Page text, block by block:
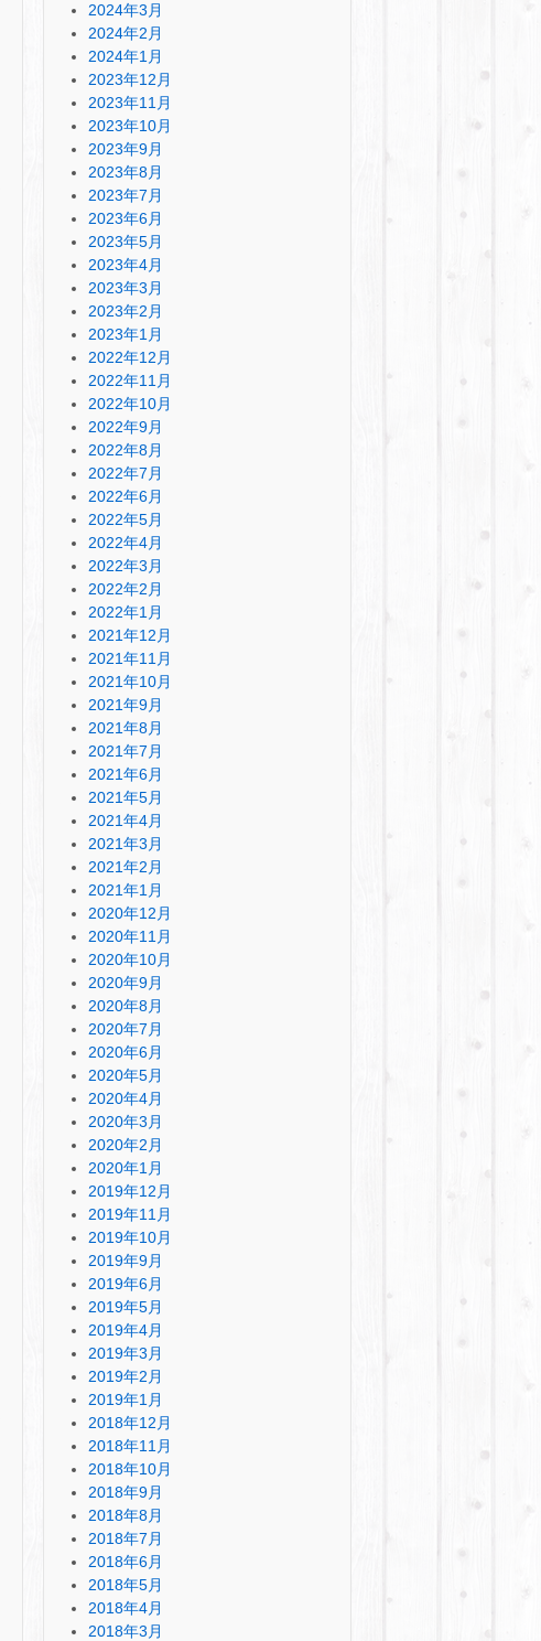
2024年3月
2024年2月
2024年1月
2023年12月
2023年11月
2023年10月
2023年9月
2023年8月
2023年7月
2023年6月
2023年5月
2023年4月
2023年3月
2023年2月
2023年1月
2022年12月
2022年11月
2022年10月
2022年9月
2022年8月
2022年7月
2022年6月
2022年5月
2022年4月
2022年3月
2022年2月
2022年1月
2021年12月
2021年11月
2021年10月
2021年9月
2021年8月
2021年7月
2021年6月
2021年5月
2021年4月
2021年3月
2021年2月
2021年1月
2020年12月
2020年11月
2020年10月
2020年9月
2020年8月
2020年7月
2020年6月
2020年5月
2020年4月
2020年3月
2020年2月
2020年1月
2019年12月
2019年11月
2019年10月
2019年9月
2019年6月
2019年5月
2019年4月
2019年3月
2019年2月
2019年1月
2018年12月
2018年11月
2018年10月
2018年9月
2018年8月
2018年7月
2018年6月
2018年5月
2018年4月
2018年3月